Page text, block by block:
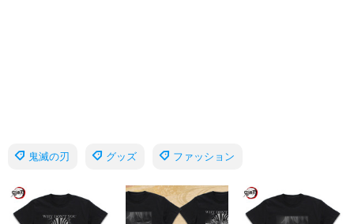
鬼滅の刃 グッズ ファッション